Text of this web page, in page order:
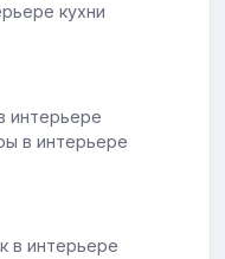
кухни
в интерьере